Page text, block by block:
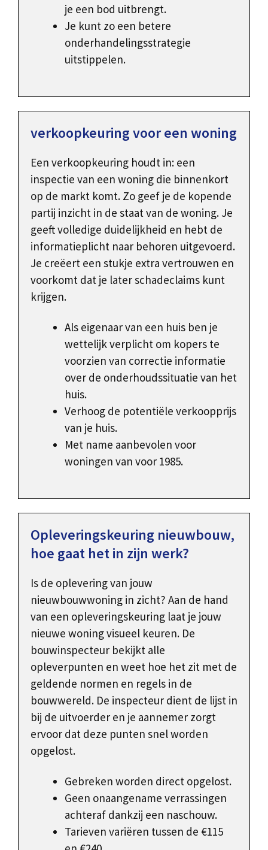
je een bod uitbrengt.
Je kunt zo een betere
onderhandelingsstrategie
uitstippelen.
verkoopkeuring voor een woning
Een verkoopkeuring houdt in: een
inspectie van een woning die binnenkort
op de markt komt. Zo geef je de kopende
partij inzicht in de staat van de woning. Je
geeft volledige duidelijkheid en hebt de
informatieplicht naar behoren uitgevoerd.
Je creëert een stukje extra vertrouwen en
voorkomt dat je later schadeclaims kunt
krijgen.
Als eigenaar van een huis ben je
wettelijk verplicht om kopers te
voorzien van correctie informatie
over de onderhoudssituatie van het
huis.
Verhoog de potentiële verkoopprijs
van je huis.
Met name aanbevolen voor
woningen van voor 1985.
Opleveringskeuring nieuwbouw,
hoe gaat het in zijn werk?
Is de oplevering van jouw
nieuwbouwwoning in zicht? Aan de hand
van een opleveringskeuring laat je jouw
nieuwe woning visueel keuren. De
bouwinspecteur bekijkt alle
opleverpunten en weet hoe het zit met de
geldende normen en regels in de
bouwwereld. De inspecteur dient de lijst in
bij de uitvoerder en je aannemer zorgt
ervoor dat deze punten snel worden
opgelost.
Gebreken worden direct opgelost.
Geen onaangename verrassingen
achteraf dankzij een naschouw.
Tarieven variëren tussen de €115